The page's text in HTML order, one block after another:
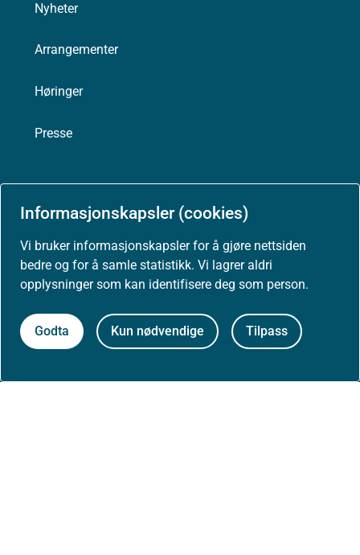
Informasjonskapsler (cookies)
Vi bruker informasjonskapsler for å gjøre nettsiden
bedre og for å samle statistikk. Vi lagrer aldri
opplysninger som kan identifisere deg som person.
Godta Kun nødvendige Tilpass
Nyheter
Arrangementer
Høringer
Presse
Om nettstedet
Personvernerklæring
Besøksstatistikk og informasjonskapsler
Nyhetsvarsel og abonnement